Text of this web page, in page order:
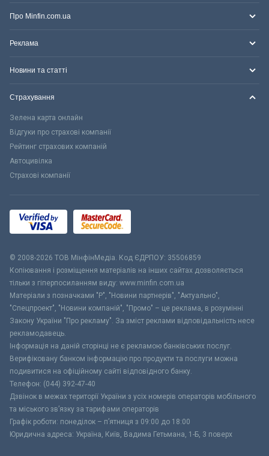
Про Minfin.com.ua
Реклама
Новини та статті
Страхування
Зелена карта онлайн
Відгуки про страхові компанії
Рейтинг страхових компаній
Автоцивілка
Страхові компанії
© 2008-2026 ТОВ МiнфiнМедiа. Код ЄДРПОУ: 35506859
Копіювання і розміщення матеріалів на інших сайтах дозволяється
тільки з гіперпосиланням виду: www.minfin.com.ua
Матеріали з позначками "Р", "Новини партнерів", "Актуально",
"Спецпроект", "Новини компаній", "Промо" – це реклама, в розумінні
Закону України "Про рекламу". За зміст реклами відповідальність несе
рекламодавець.
Інформація на даній сторінці не є рекламою банківських послуг.
Верифіковану банком інформацію про продукти та послуги можна
подивитися на офіційному сайті відповідного банку.
Телефон: (044) 392-47-40
Дзвінок в межах території України з усіх номерів операторів мобільного
та міського зв’язку за тарифами операторів
Графік роботи: понеділок – п’ятниця з 09:00 до 18:00
Юридична адреса: Україна, Київ, Вадима Гетьмана, 1-Б, 3 поверх